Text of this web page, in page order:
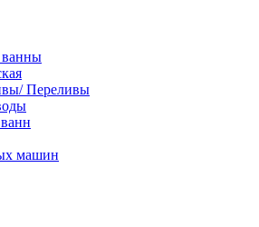
Переливы
машин